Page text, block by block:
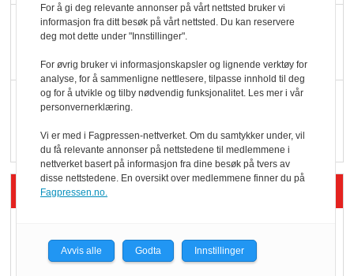
KI lager mat i butikken
Q passerte 1 milliard i
Rema i 2025
Siste artikler - Økologisk
Kolonihagens norske
yoghurt: Trues av
For å gi deg relevante annonser på vårt nettsted bruker vi
informasjon fra ditt besøk på vårt nettsted. Du kan reservere
deg mot dette under "Innstillinger".
For øvrig bruker vi informasjonskapsler og lignende verktøy for
analyse, for å sammenligne nettlesere, tilpasse innhold til deg
og for å utvikle og tilby nødvendig funksjonalitet. Les mer i vår
personvernerklæring.
Vi er med i Fagpressen-nettverket. Om du samtykker under, vil
du få relevante annonser på nettstedene til medlemmene i
nettverket basert på informasjon fra dine besøk på tvers av
disse nettstedene. En oversikt over medlemmene finner du på
Fagpressen.no.
Avvis alle Godta Innstillinger